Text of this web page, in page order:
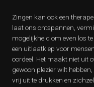
Zingen kan ook een
laat ons ontspannen,
mogelijkheid om even los
een uitlaatklep voor
oordeel. Het maakt niet uit
gewoon plezier wilt
vrij uit te drukken en